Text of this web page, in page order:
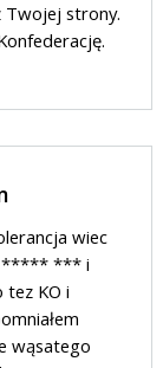
Twojej strony.
wiec
***** *** i
tez KO i
wąsatego